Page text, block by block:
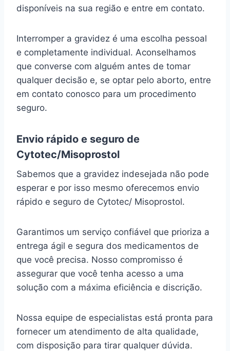
disponíveis na sua região e entre em contato.
Interromper a gravidez é uma escolha pessoal
e completamente individual. Aconselhamos
que converse com alguém antes de tomar
qualquer decisão e, se optar pelo aborto, entre
em contato conosco para um procedimento
seguro.
Envio rápido e seguro de
Cytotec/Misoprostol
Sabemos que a gravidez indesejada não pode
esperar e por isso mesmo oferecemos envio
rápido e seguro de Cytotec/ Misoprostol.
Garantimos um serviço confiável que prioriza a
entrega ágil e segura dos medicamentos de
que você precisa. Nosso compromisso é
assegurar que você tenha acesso a uma
solução com a máxima eficiência e discrição.
Nossa equipe de especialistas está pronta para
fornecer um atendimento de alta qualidade,
com disposição para tirar qualquer dúvida.